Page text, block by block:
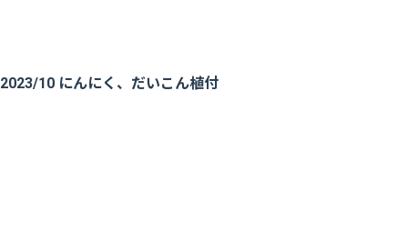
2023/10 にんにく、だいこん植付